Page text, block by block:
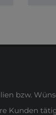
bzw.
Kunden